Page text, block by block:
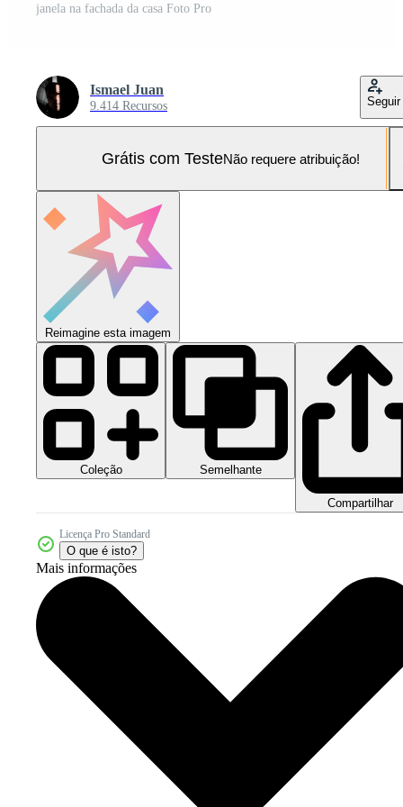
janela na fachada da casa Foto Pro
Ismael Juan
9.414 Recursos Seguir
Grátis com TesteNão requere atribuição!
Reimagine esta imagem
Coleção Semelhante
Compartilhar
Licença Pro Standard
O que é isto?
Mais informações